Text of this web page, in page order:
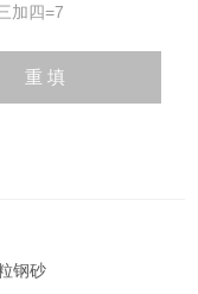
加四=7
钢砂